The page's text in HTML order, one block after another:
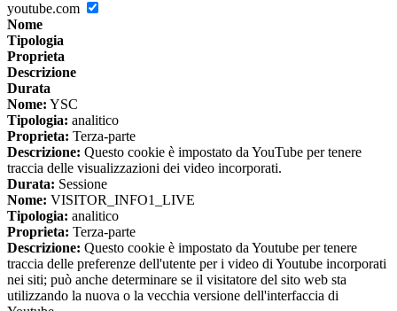
youtube.com
Nome
Tipologia
Proprieta
Descrizione
Durata
Nome: YSC
Tipologia: analitico
Proprieta: Terza-parte
Descrizione: Questo cookie è impostato da YouTube per tenere
traccia delle visualizzazioni dei video incorporati.
Durata: Sessione
Nome: VISITOR_INFO1_LIVE
Tipologia: analitico
Proprieta: Terza-parte
Descrizione: Questo cookie è impostato da Youtube per tenere
traccia delle preferenze dell'utente per i video di Youtube incorporati
nei siti; può anche determinare se il visitatore del sito web sta
utilizzando la nuova o la vecchia versione dell'interfaccia di